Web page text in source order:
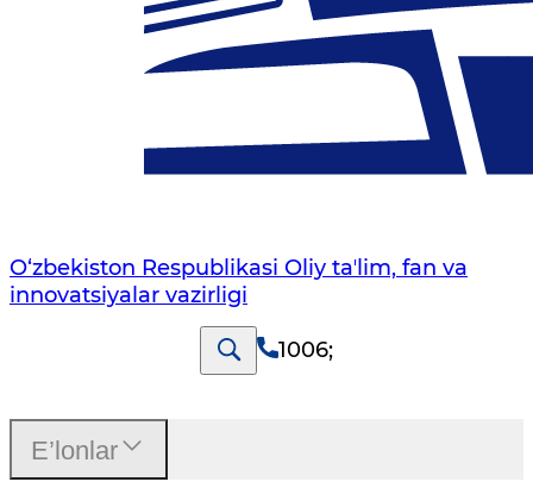
O‘zbekiston Respublikasi Oliy taʼlim, fan va
innovatsiyalar vazirligi
1006;
E’lonlar